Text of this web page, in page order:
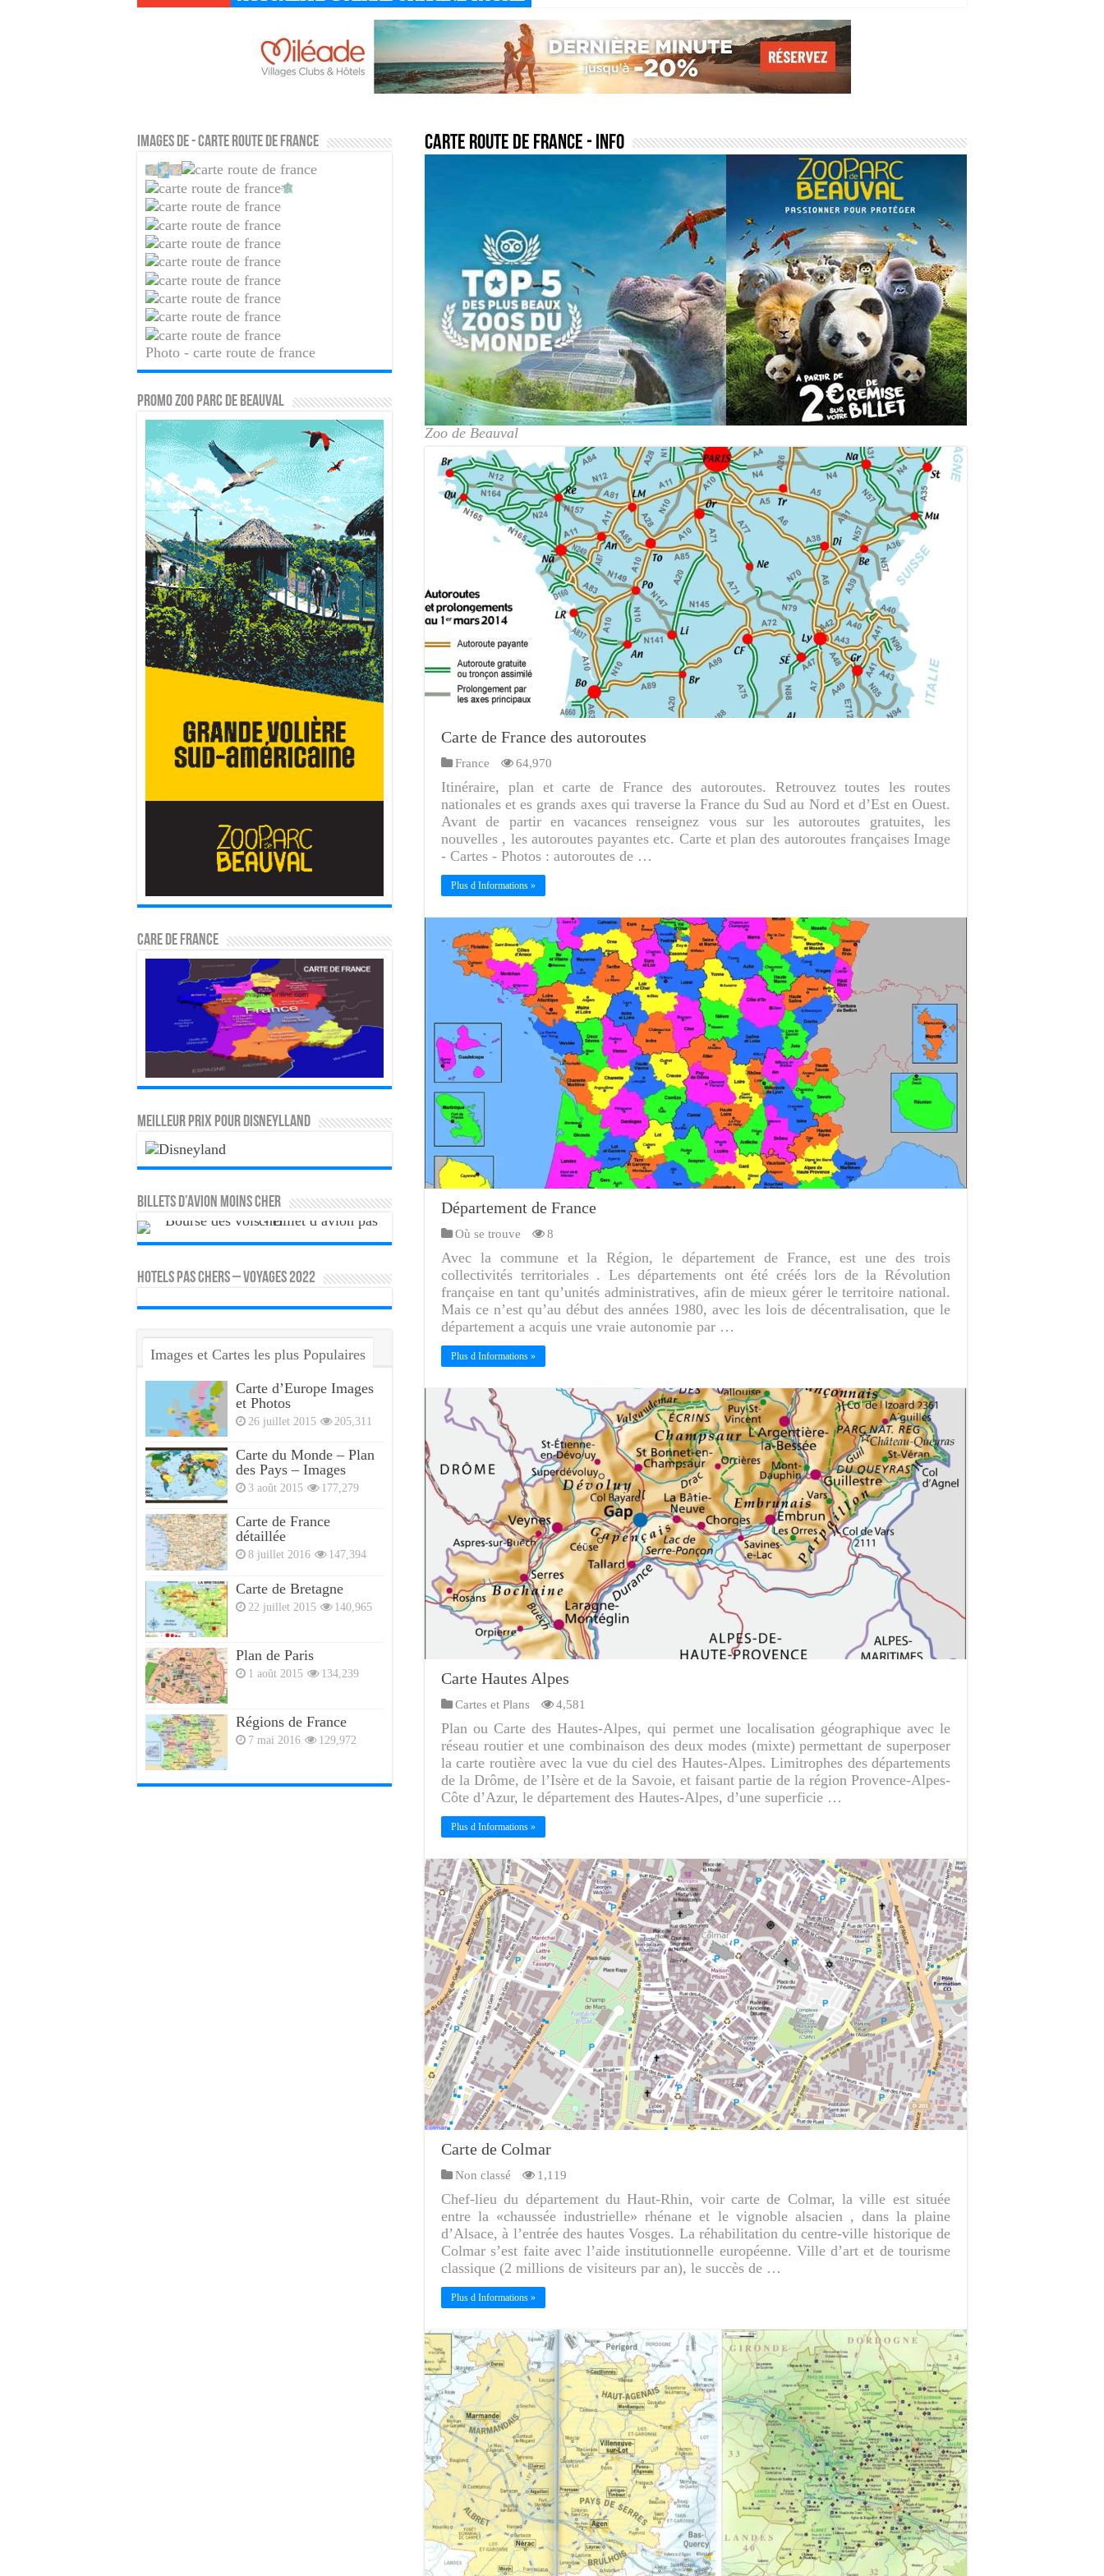
carte route de france - Info
Zoo de Beauval
Carte de France des autoroutes
France 64,970
Itinéraire, plan et carte de France des autoroutes. Retrouvez toutes les routes
nationales et es grands axes qui traverse la France du Sud au Nord et d’Est en Ouest.
Avant de partir en vacances renseignez vous sur les autoroutes gratuites, les
nouvelles , les autoroutes payantes etc. Carte et plan des autoroutes françaises Image
- Cartes - Photos : autoroutes de …
Plus d Informations »
Département de France
Où se trouve 8
Avec la commune et la Région, le département de France, est une des trois
collectivités territoriales . Les départements ont été créés lors de la Révolution
française en tant qu’unités administratives, afin de mieux gérer le territoire national.
Mais ce n’est qu’au début des années 1980, avec les lois de décentralisation, que le
département a acquis une vraie autonomie par …
Plus d Informations »
Carte Hautes Alpes
Cartes et Plans 4,581
Plan ou Carte des Hautes-Alpes, qui permet une localisation géographique avec le
réseau routier et une combinaison des deux modes (mixte) permettant de superposer
la carte routière avec la vue du ciel des Hautes-Alpes. Limitrophes des départements
de la Drôme, de l’Isère et de la Savoie, et faisant partie de la région Provence-Alpes-
Côte d’Azur, le département des Hautes-Alpes, d’une superficie …
Plus d Informations »
Carte de Colmar
Non classé 1,119
Chef-lieu du département du Haut-Rhin, voir carte de Colmar, la ville est située
entre la «chaussée industrielle» rhénane et le vignoble alsacien , dans la plaine
d’Alsace, à l’entrée des hautes Vosges. La réhabilitation du centre-ville historique de
Colmar s’est faite avec l’aide institutionnelle européenne. Ville d’art et de tourisme
classique (2 millions de visiteurs par an), le succès de …
Plus d Informations »
Images de - carte route de france
Photo - carte route de france
PROMO ZOO PARC DE BEAUVAL
CARE DE FRANCE
MEILLEUR PRIX POUR DISNEYLLAND
Billets d’avion moins cher
HOTELS PAS CHERS – VOYAGES 2022
Images et Cartes les plus Populaires
Carte d’Europe Images
et Photos
26 juillet 2015 205,311
Carte du Monde – Plan
des Pays – Images
3 août 2015 177,279
Carte de France
détaillée
8 juillet 2016 147,394
Carte de Bretagne
22 juillet 2015 140,965
Plan de Paris
1 août 2015 134,239
Régions de France
7 mai 2016 129,972